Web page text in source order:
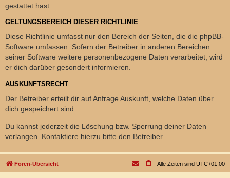
gestattet hast.
GELTUNGSBEREICH DIESER RICHTLINIE
Diese Richtlinie umfasst nur den Bereich der Seiten, die die phpBB-
Software umfassen. Sofern der Betreiber in anderen Bereichen
seiner Software weitere personenbezogene Daten verarbeitet, wird
er dich darüber gesondert informieren.
AUSKUNFTSRECHT
Der Betreiber erteilt dir auf Anfrage Auskunft, welche Daten über
dich gespeichert sind.
Du kannst jederzeit die Löschung bzw. Sperrung deiner Daten
verlangen. Kontaktiere hierzu bitte den Betreiber.
Foren-Übersicht Alle Zeiten sind UTC+01:00